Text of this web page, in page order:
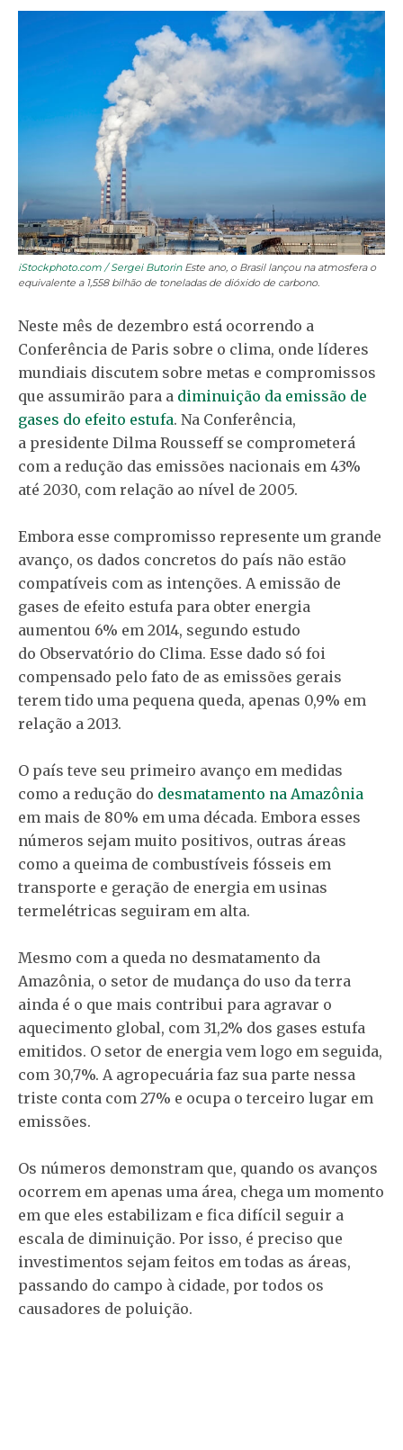
iStockphoto.com / Sergei ButorinEste ano, o Brasil lançou na atmosfera o
equivalente a 1,558 bilhão de toneladas de dióxido de carbono.
Neste mês de dezembro está ocorrendo a
Conferência de Paris sobre o clima, onde líderes
mundiais discutem sobre metas e compromissos
que assumirão para a diminuição da emissão de
gases do efeito estufa. Na Conferência,
a presidente Dilma Rousseff se comprometerá
com a redução das emissões nacionais em 43%
até 2030, com relação ao nível de 2005.
Embora esse compromisso represente um grande
avanço, os dados concretos do país não estão
compatíveis com as intenções. A emissão de
gases de efeito estufa para obter energia
aumentou 6% em 2014, segundo estudo
do Observatório do Clima. Esse dado só foi
compensado pelo fato de as emissões gerais
terem tido uma pequena queda, apenas 0,9% em
relação a 2013.
O país teve seu primeiro avanço em medidas
como a redução do desmatamento na Amazônia
em mais de 80% em uma década. Embora esses
números sejam muito positivos, outras áreas
como a queima de combustíveis fósseis em
transporte e geração de energia em usinas
termelétricas seguiram em alta.
Mesmo com a queda no desmatamento da
Amazônia, o setor de mudança do uso da terra
ainda é o que mais contribui para agravar o
aquecimento global, com 31,2% dos gases estufa
emitidos. O setor de energia vem logo em seguida,
com 30,7%. A agropecuária faz sua parte nessa
triste conta com 27% e ocupa o terceiro lugar em
emissões.
Os números demonstram que, quando os avanços
ocorrem em apenas uma área, chega um momento
em que eles estabilizam e fica difícil seguir a
escala de diminuição. Por isso, é preciso que
investimentos sejam feitos em todas as áreas,
passando do campo à cidade, por todos os
causadores de poluição.